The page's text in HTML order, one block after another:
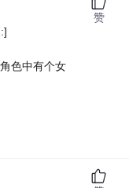
色中有个女
赞